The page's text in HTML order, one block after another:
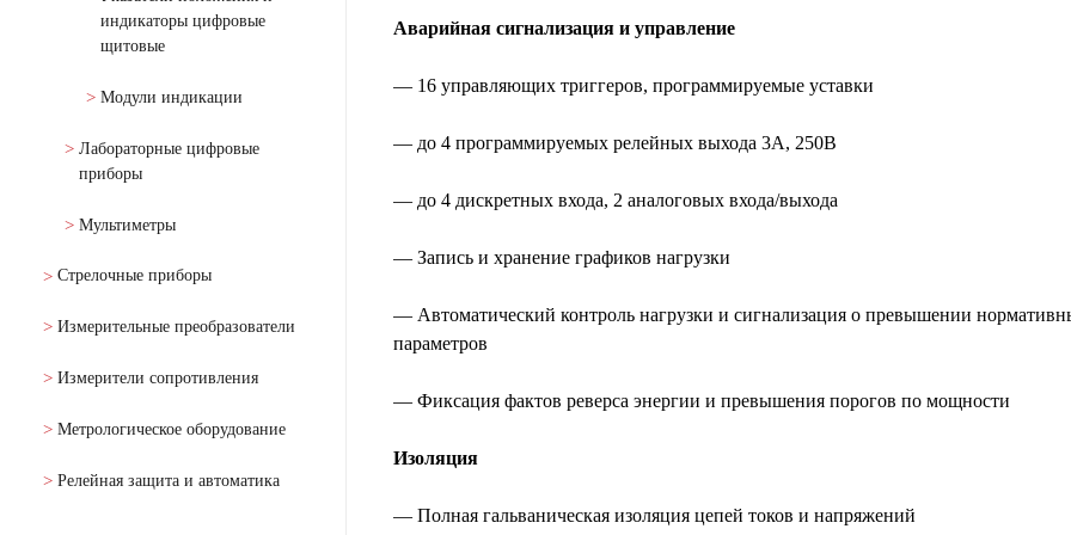
индикаторы цифровые
щитовые
Модули индикации
Лабораторные цифровые
приборы
Мультиметры
Стрелочные приборы
Измерительные преобразователи
Измерители сопротивления
Метрологическое оборудование
Релейная защита и автоматика
Аварийная сигнализация и управление
— 16 управляющих триггеров, программируемые уставки
— до 4 программируемых релейных выхода 3A, 250В
— до 4 дискретных входа, 2 аналоговых входа/выхода
— Запись и хранение графиков нагрузки
— Автоматический контроль нагрузки и сигнализация о превышении
параметров
— Фиксация фактов реверса энергии и превышения порогов по мощности
Изоляция
— Полная гальваническая изоляция цепей токов и напряжений